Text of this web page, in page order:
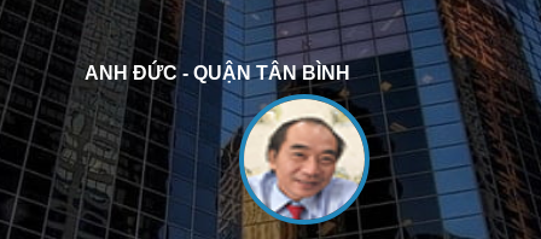
ANH ĐỨC - QUẬN TÂN BÌNH